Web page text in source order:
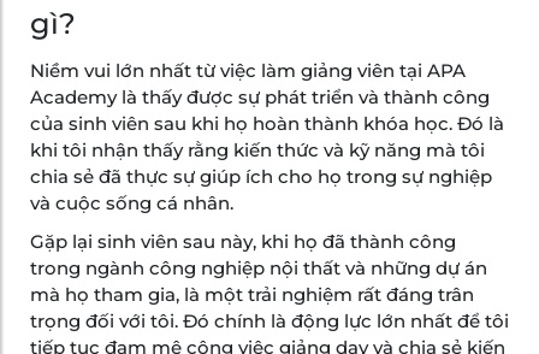
gì?
Niềm vui lớn nhất từ việc làm giảng viên tại APA
Academy là thấy được sự phát triển và thành công
của sinh viên sau khi họ hoàn thành khóa học. Đó là
khi tôi nhận thấy rằng kiến thức và kỹ năng mà tôi
chia sẻ đã thực sự giúp ích cho họ trong sự nghiệp
và cuộc sống cá nhân.
Gặp lại sinh viên sau này, khi họ đã thành công
trong ngành công nghiệp nội thất và những dự án
mà họ tham gia, là một trải nghiệm rất đáng trân
trọng đối với tôi. Đó chính là động lực lớn nhất để tôi
tiếp tục đam mê công việc giảng dạy và chia sẻ kiến